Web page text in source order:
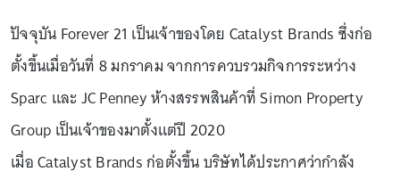
ปัจจุบัน Forever 21 เป็นเจ้าของโดย Catalyst Brands ซึ่งก่อ
ตั้งขึ้นเมื่อวันที่ 8 มกราคม จากการควบรวมกิจการระหว่าง
Sparc และ JC Penney ห้างสรรพสินค้าที่ Simon Property
Group เป็นเจ้าของมาตั้งแต่ปี 2020
เมื่อ Catalyst Brands ก่อตั้งขึ้น บริษัทได้ประกาศว่ากำลัง